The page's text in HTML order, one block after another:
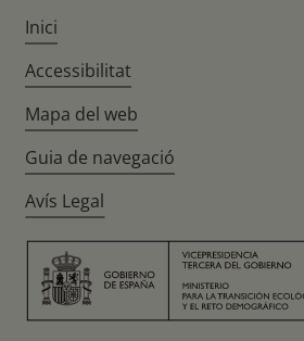
Inici
Accessibilitat
Mapa del web
Guia de navegació
Avís Legal